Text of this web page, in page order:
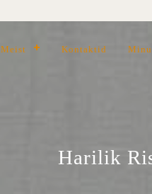
Meist Kontaktid
Harilik